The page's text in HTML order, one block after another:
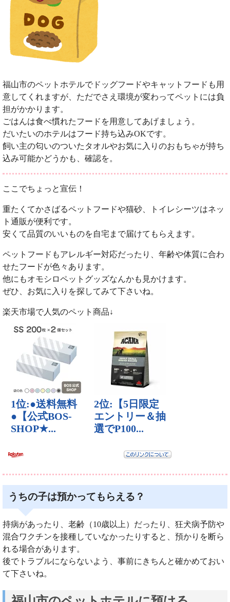
福山市のペットホテルでドッグフードやキャットフードも用
意してくれますが、ただでさえ環境が変わってペットには負
担がかかります。
ごはんは食べ慣れたフードを用意してあげましょう。
だいたいのホテルはフード持ち込みOKです。
飼い主の匂いのついたタオルやお気に入りのおもちゃが持ち
込み可能かどうかも、確認を。
ここでちょっと宣伝！
重たくてかさばるペットフードや猫砂、トイレシーツはネッ
ト通販が便利です。
安くて品質のいいものを自宅まで届けてもらえます。
ペットフードもアレルギー対応だったり、年齢や体質に合わ
せたフードが色々あります。
他にもオモシロペットグッズなんかも見かけます。
ぜひ、お気に入りを探してみて下さいね。
楽天市場で人気のペット商品↓
うちの子は預かってもらえる？
持病があったり、老齢（10歳以上）だったり、狂犬病予防や
混合ワクチンを接種していなかったりすると、預かりを断ら
れる場合があります。
後でトラブルにならないよう、事前にきちんと確かめておい
て下さいね。